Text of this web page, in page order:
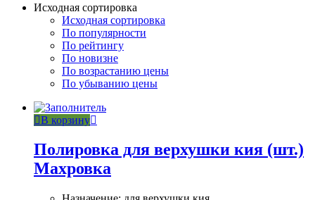
Исходная сортировка
Исходная сортировка
По популярности
По рейтингу
По новизне
По возрастанию цены
По убыванию цены
В корзину
Полировка для верхушки кия (шт.)
Махровка